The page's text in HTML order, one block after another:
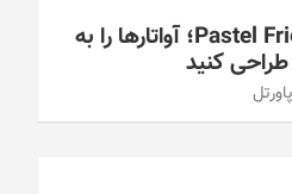
بازی/ Pastel Friends؛ آواتارها را به
کنید
پاورتل